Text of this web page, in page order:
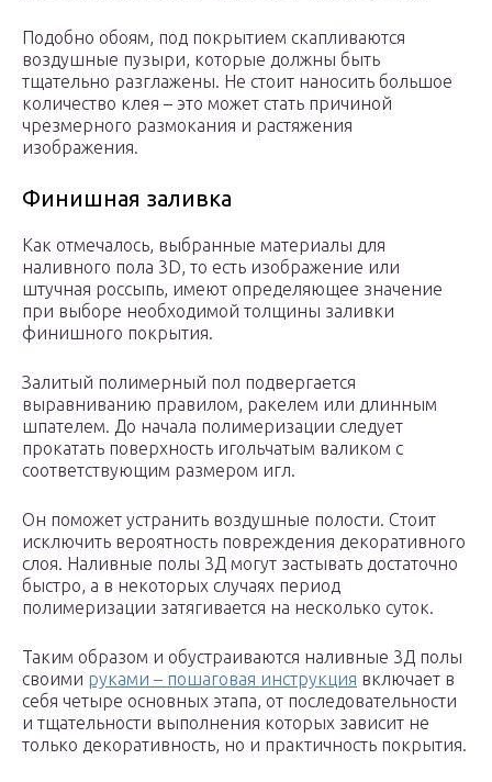
Подобно обоям, под покрытием скапливаются
воздушные пузыри, которые должны быть
тщательно разглажены. Не стоит наносить большое
количество клея – это может стать причиной
чрезмерного размокания и растяжения
изображения.
Финишная заливка
Как отмечалось, выбранные материалы для
наливного пола 3D, то есть изображение или
штучная россыпь, имеют определяющее значение
при выборе необходимой толщины заливки
финишного покрытия.
Залитый полимерный пол подвергается
выравниванию правилом, ракелем или длинным
шпателем. До начала полимеризации следует
прокатать поверхность игольчатым валиком с
соответствующим размером игл.
Он поможет устранить воздушные полости. Стоит
исключить вероятность повреждения декоративного
слоя. Наливные полы 3Д могут застывать достаточно
быстро, а в некоторых случаях период
полимеризации затягивается на несколько суток.
Таким образом и обустраиваются наливные 3Д полы
своими руками – пошаговая инструкция включает в
себя четыре основных этапа, от последовательности
и тщательности выполнения которых зависит не
только декоративность, но и практичность покрытия.